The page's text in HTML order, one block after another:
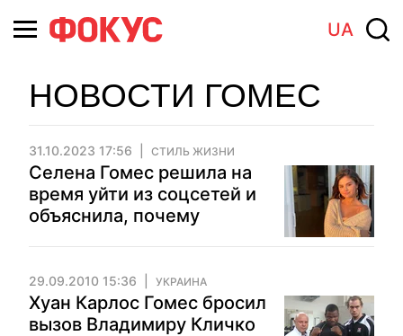
UA
НОВОСТИ ГОМЕС
31.10.2023 17:56 СТИЛЬ ЖИЗНИ
Селена Гомес решила на
время уйти из соцсетей и
объяснила, почему
29.09.2010 15:36 УКРАИНА
Хуан Карлос Гомес бросил
вызов Владимиру Кличко